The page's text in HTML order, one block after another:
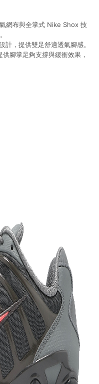
網布與全掌式 Nike Shox 技
，提供雙足舒適透氣腳感。
腳掌足夠支撐與緩衝效果，